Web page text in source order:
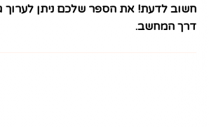
חשוב לדעת! את הספר שלכם ניתן לערוך
דרך המחשב.